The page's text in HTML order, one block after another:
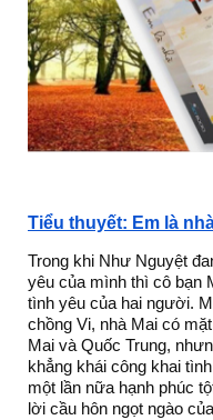
Tiểu thuyết: Em là
Trong khi Như Nguyệt
yêu của mình thì cô bạn
tình yêu của hai người.
chồng Vi, nhà Mai có
Mai và Quốc Trung,
khẳng khái công khai
một lần nữa hạnh phúc
lời cầu hôn ngọt ngào